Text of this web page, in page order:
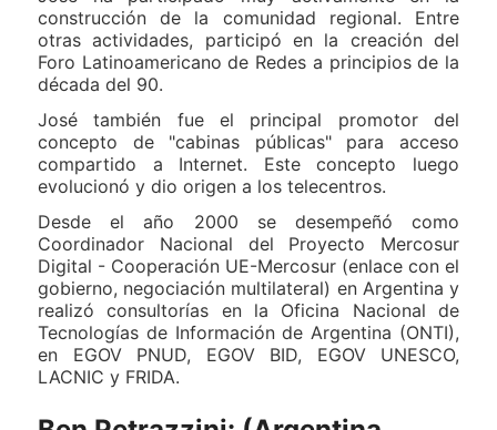
construcción de la comunidad regional. Entre
otras actividades, participó en la creación del
Foro Latinoamericano de Redes a principios de la
década del 90.
José también fue el principal promotor del
concepto de "cabinas públicas" para acceso
compartido a Internet. Este concepto luego
evolucionó y dio origen a los telecentros.
Desde el año 2000 se desempeñó como
Coordinador Nacional del Proyecto Mercosur
Digital - Cooperación UE-Mercosur (enlace con el
gobierno, negociación multilateral) en Argentina y
realizó consultorías en la Oficina Nacional de
Tecnologías de Información de Argentina (ONTI),
en EGOV PNUD, EGOV BID, EGOV UNESCO,
LACNIC y FRIDA.